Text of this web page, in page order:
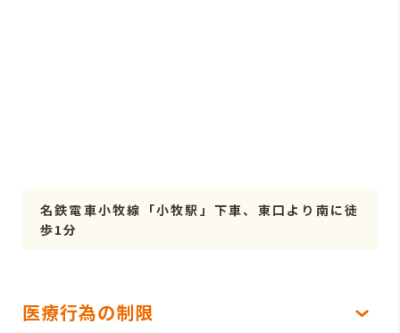
名鉄電車小牧線「小牧駅」下車、東口より南に徒
歩1分
医療行為の制限